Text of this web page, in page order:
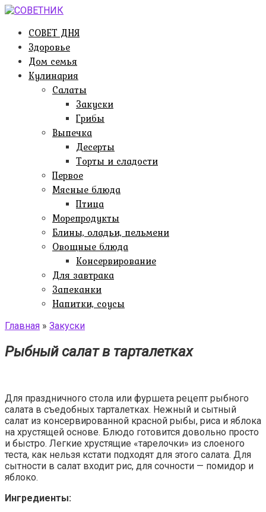
Перейти
контентуСОВЕТ ДНЯ
Здоровье
Дом семья
Кулинария
Салаты
Закуски
Грибы
Выпечка
Десерты
Торты и сладости
Первое
Мясные блюда
Птица
Морепродукты
Блины, оладьи, пельмени
Овощные блюда
Консервирование
Для завтрака
Запеканки
Напитки, соусы
Главная » Закуски
Рыбный салат в тарталетках
Для праздничного стола или фуршета рецепт рыбного
салата в съедобных тарталетках. Нежный и сытный
салат из консервированной красной рыбы, риса и яблока
на хрустящей основе. Блюдо готовится довольно просто
и быстро. Легкие хрустящие «тарелочки» из слоеного
теста, как нельзя кстати подходят для этого салата. Для
сытности в салат входит рис, для сочности — помидор и
яблоко.
Ингредиенты: